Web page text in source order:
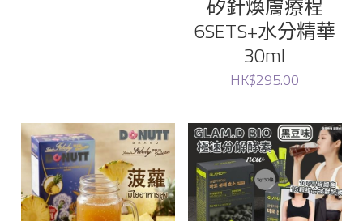
蟲草大王
donutt
七 色花
矽針煥膚療程
6SETS+水分精華
30ml
HK$295.00